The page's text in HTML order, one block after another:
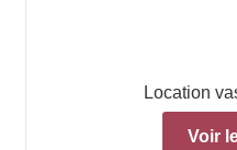
Location
Voir